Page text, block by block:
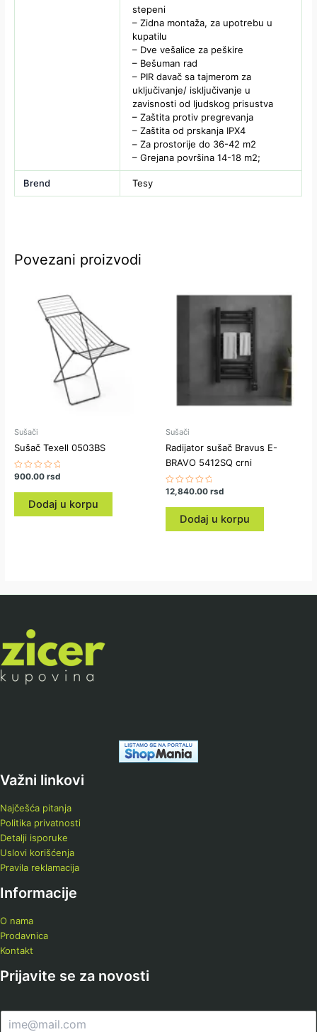
stepeni
– Zidna montaža, za upotrebu u
kupatilu
– Dve vešalice za peškire
– Bešuman rad
– PIR davač sa tajmerom za
uključivanje/ isključivanje u
zavisnosti od ljudskog prisustva
– Zaštita protiv pregrevanja
– Zaštita od prskanja IPХ4
– Za prostorije do 36-42 m2
– Grejana površina 14-18 m2;
Brend Tesy
Povezani proizvodi
Sušači
Sušač Texell 0503BS
Ocenjeno
0
900.00rsd
Dodaj u korpu
Sušači
Radijator sušač Bravus E-
BRAVO 5412SQ crni
Ocenjeno
0
12,840.00 rsd
Dodaj u korpu
Važni linkovi
Najčešća pitanja
Politika privatnosti
Detalji isporuke
Uslovi korišćenja
Pravila reklamacija
Informacije
O nama
Prodavnica
Kontakt
Prijavite se za novosti